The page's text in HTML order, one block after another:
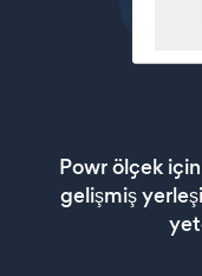
Powr ölçek
gelişmiş